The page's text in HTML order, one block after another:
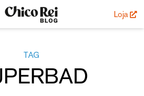
Loja
TAG